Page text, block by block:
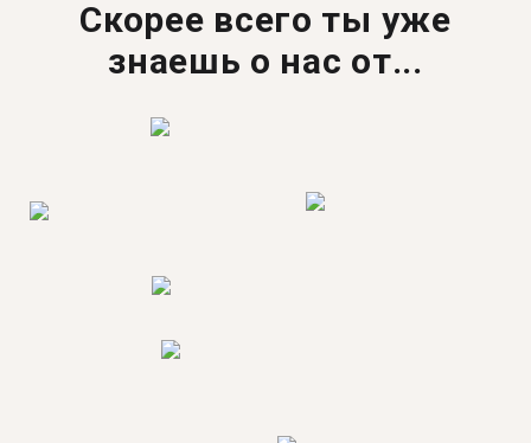
Скорее всего ты уже
знаешь о нас от...